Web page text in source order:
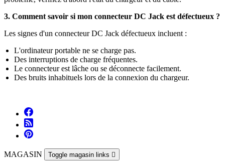
3. Comment savoir si mon connecteur DC Jack est défectueux ?
Les signes d'un connecteur DC Jack défectueux incluent :
L'ordinateur portable ne se charge pas.
Des interruptions de charge fréquentes.
Le connecteur est lâche ou se déconnecte facilement.
Des bruits inhabituels lors de la connexion du chargeur.
MAGASIN Toggle magasin links 